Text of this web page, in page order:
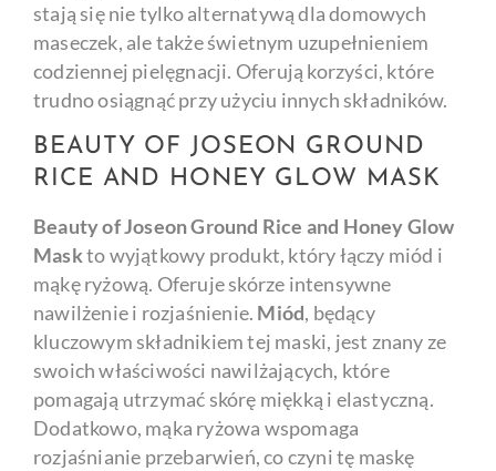
stają się nie tylko alternatywą dla domowych
maseczek, ale także świetnym uzupełnieniem
codziennej pielęgnacji. Oferują korzyści, które
trudno osiągnąć przy użyciu innych składników.
BEAUTY OF JOSEON GROUND
RICE AND HONEY GLOW MASK
Beauty of Joseon Ground Rice and Honey Glow
Maskto wyjątkowy produkt, który łączy miód i
mąkę ryżową. Oferuje skórze intensywne
nawilżenie i rozjaśnienie. Miód, będący
kluczowym składnikiem tej maski, jest znany ze
swoich właściwości nawilżających, które
pomagają utrzymać skórę miękką i elastyczną.
Dodatkowo, mąka ryżowa wspomaga
rozjaśnianie przebarwień, co czyni tę maskę